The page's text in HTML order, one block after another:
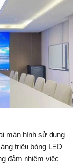
màn hình sử dụng
triệu bóng LED
đảm nhiệm việc